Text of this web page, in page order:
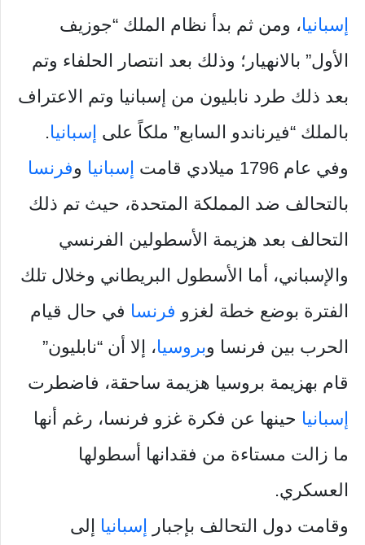
إسبانيا، ومن ثم بدأ نظام الملك “جوزيف
الأول” بالانهيار؛ وذلك بعد انتصار الحلفاء وتم
بعد ذلك طرد نابليون من إسبانيا وتم الاعتراف
بالملك “فيرناندو السابع” ملكاً على إسبانيا.
وفي عام 1796 ميلادي قامت
إسبانيا وفرنسا
بالتحالف ضد المملكة المتحدة، حيث تم ذلك
التحالف بعد هزيمة الأسطولين الفرنسي
والإسباني، أما الأسطول البريطاني وخلال تلك
الفترة بوضع خطة لغزو فرنسا في حال قيام
الحرب بين فرنسا وبروسيا، إلا أن “نابليون”
قام بهزيمة بروسيا هزيمة ساحقة، فاضطرت
إسبانيا حينها عن فكرة غزو فرنسا، رغم أنها
ما زالت مستاءة من فقدانها أسطولها
العسكري.
وقامت دول التحالف بإجبار إسبانيا إلى